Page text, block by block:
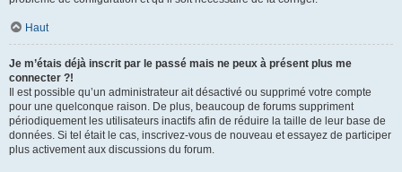
Haut
Je m’étais déjà inscrit par le passé mais ne peux à présent plus me
connecter ?!
Il est possible qu’un administrateur ait désactivé ou supprimé votre compte
pour une quelconque raison. De plus, beaucoup de forums suppriment
périodiquement les utilisateurs inactifs afin de réduire la taille de leur base de
données. Si tel était le cas, inscrivez-vous de nouveau et essayez de participer
plus activement aux discussions du forum.